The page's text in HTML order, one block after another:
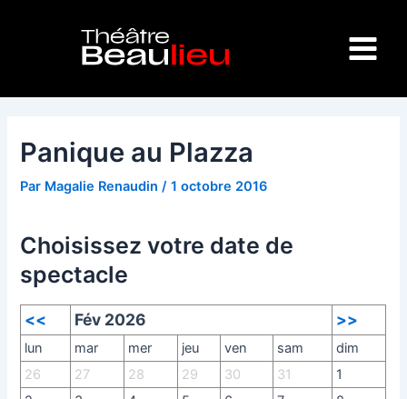
Menu
Panique au Plazza
Par Magalie Renaudin/1 octobre 2016
Choisissez votre date de
spectacle
<< Fév 2026 >>
lun mar mer jeu ven sam
dim
26
27 28 29 30 31
1